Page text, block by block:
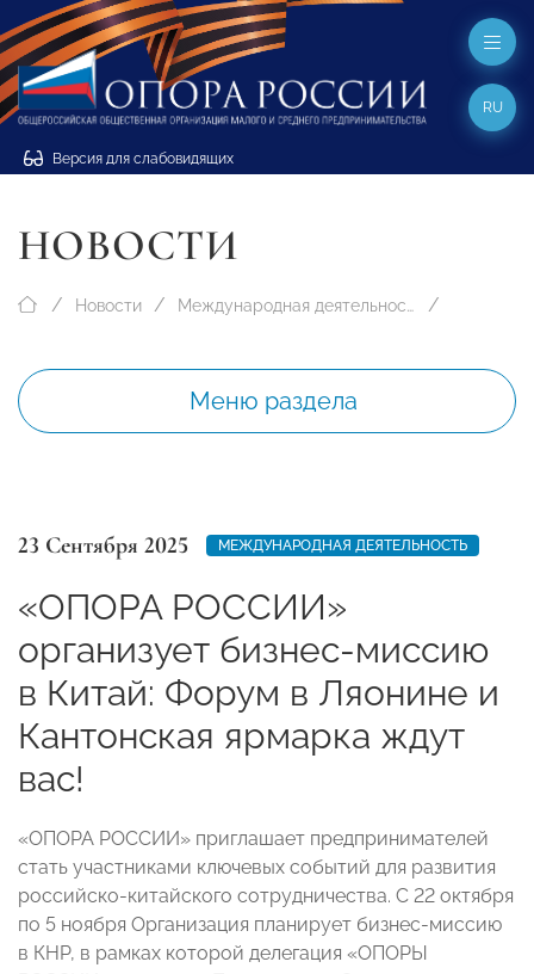
Версия для слабовидящих
RU
НОВОСТИ
Новости Международная деятельность
Меню раздела
23 Сентября 2025 МЕЖДУНАРОДНАЯ ДЕЯТЕЛЬНОСТЬ
«ОПОРА РОССИИ»
организует бизнес-миссию
в Китай: Форум в Ляонине и
Кантонская ярмарка ждут
вас!
«ОПОРА РОССИИ» приглашает предпринимателей
стать участниками ключевых событий для развития
российско-китайского сотрудничества. С 22 октября
по 5 ноября Организация планирует бизнес-миссию
в КНР, в рамках которой делегация «ОПОРЫ